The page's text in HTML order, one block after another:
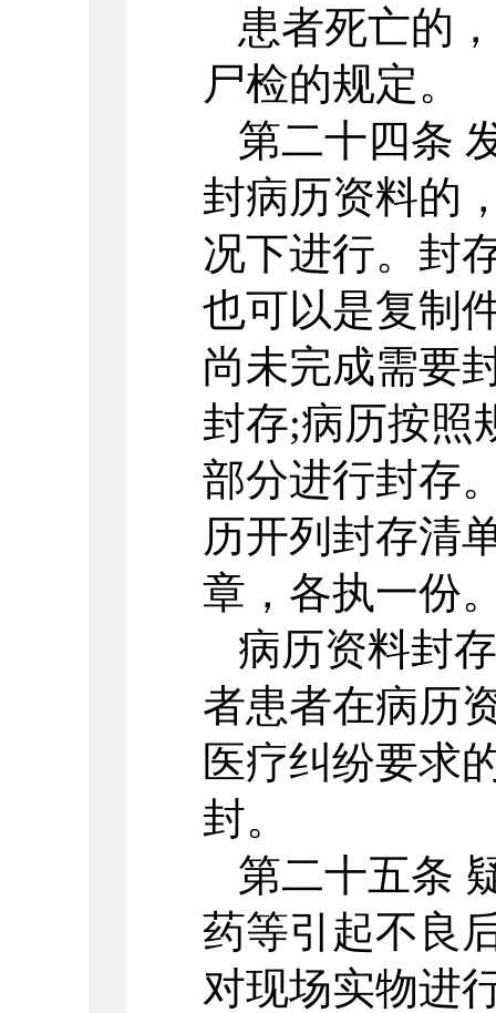
患者死亡的
尸检的规定。
第二十四条
封病历资料的
况下进行。封
也可以是复制
尚未完成需要
封存;病历按照
部分进行封存
历开列封存清
章，各执一份
病历资料封
者患者在病历
医疗纠纷要求
封。
第二十五条
药等引起不良
对现场实物进